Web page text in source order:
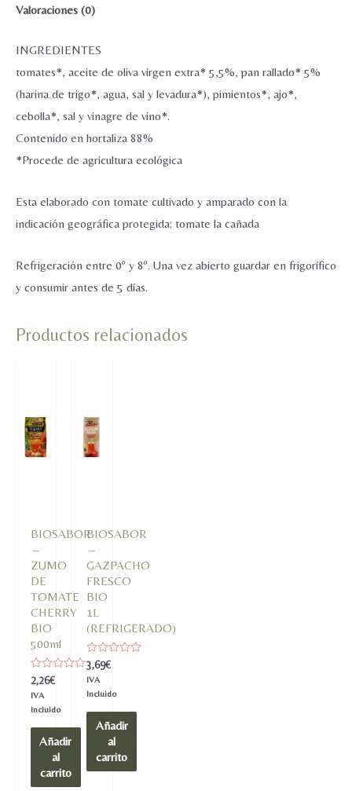
BIO
Valoraciones (0)
INGREDIENTES
tomates*, aceite de oliva virgen extra* 5,5%, pan rallado* 5%
(harina de trigo*, agua, sal y levadura*), pimientos*, ajo*,
cebolla*, sal y vinagre de vino*.
Contenido en hortaliza 88%
*Procede de agricultura ecológica
Esta elaborado con tomate cultivado y amparado con la
indicación geográfica protegida: tomate la cañada
Refrigeración entre 0º y 8º. Una vez abierto guardar en frigorífico
y consumir antes de 5 días.
Productos relacionados
BIOSABOR
–
ZUMO
DE
TOMATE
CHERRY
BIO
500ml
Valorado
en
0
de
2,26€
IVA
Incluido
Añadir
al
carrito
BIOSABOR
–
GAZPACHO
FRESCO
BIO
1L
(REFRIGERADO)
Valorado
en
0
de
3,69€
IVA
Incluido
Añadir
al
carrito